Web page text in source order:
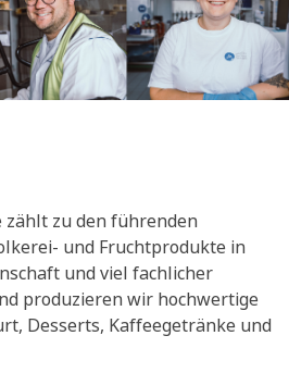
zählt zu den führenden
und Fruchtprodukte in
und viel fachlicher
produzieren wir hochwertige
Desserts, Kaffeegetränke und